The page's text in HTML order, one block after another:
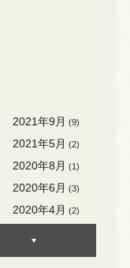
2021年9月 (9)
2021年5月 (2)
2020年8月 (1)
2020年6月 (3)
2020年4月 (2)